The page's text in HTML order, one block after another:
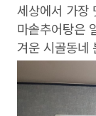
세상에서 가장
마솥추어탕은
겨운 시골동네